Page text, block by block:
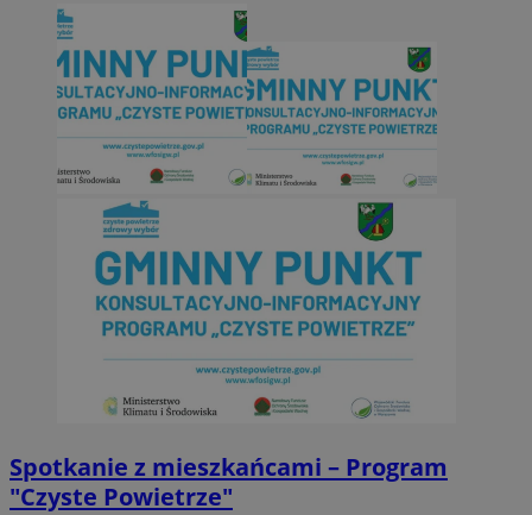
Spotkanie z mieszkańcami – Program
"Czyste Powietrze"